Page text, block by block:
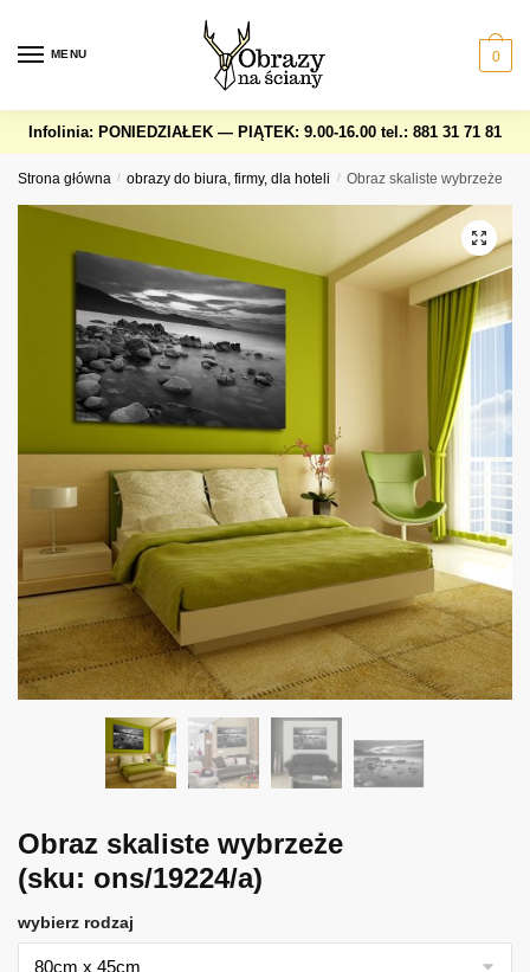
navigation
content
MENU 0
Infolinia: PONIEDZIAŁEK — PIĄTEK: 9.00-16.00 tel.: 881 31 71 81
Strona główna / obrazy do biura, firmy, dla hoteli / Obraz skaliste wybrzeże
Obraz skaliste wybrzeże
(sku: ons/19224/a)
wybierz rodzaj